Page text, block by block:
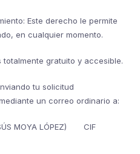
Este derecho le permite
en cualquier momento.
gratuito y accesible.
tu solicitud
un correo ordinario a:
MOYA LÓPEZ) CIF